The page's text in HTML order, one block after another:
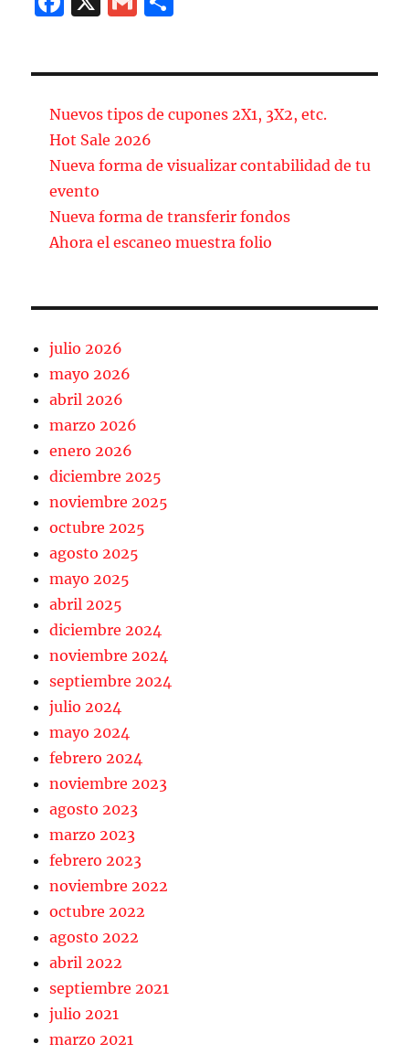
b
o
o
k
a
ir
Nuevos tipos de cupones 2X1, 3X2, etc.
Hot Sale 2026
Nueva forma de visualizar contabilidad de tu
evento
Nueva forma de transferir fondos
Ahora el escaneo muestra folio
julio 2026
mayo 2026
abril 2026
marzo 2026
enero 2026
diciembre 2025
noviembre 2025
octubre 2025
agosto 2025
mayo 2025
abril 2025
diciembre 2024
noviembre 2024
septiembre 2024
julio 2024
mayo 2024
febrero 2024
noviembre 2023
agosto 2023
marzo 2023
febrero 2023
noviembre 2022
octubre 2022
agosto 2022
abril 2022
septiembre 2021
julio 2021
marzo 2021